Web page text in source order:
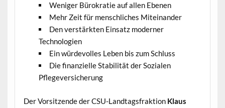
Weniger Bürokratie auf allen Ebenen
Mehr Zeit für men­schlich­es Miteinander
Den ver­stärk­ten Ein­satz mod­ern­er
Technologien
Ein würde­volles Leben bis zum Schluss
Die finanzielle Sta­bil­ität der Sozialen
Pflegeversicherung
Der Vor­sitzende der CSU-Land­tags­frak­tionKlaus